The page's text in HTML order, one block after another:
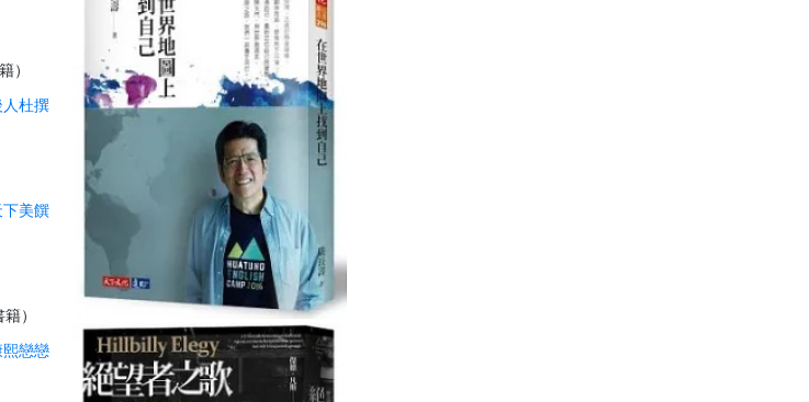
）
人杜撰
下美饌
）
熙戀戀